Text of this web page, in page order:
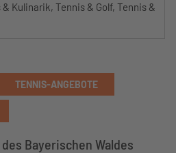
Kulinarik, Tennis & Golf, Tennis &
TENNIS-ANGEBOTE
Bayerischen Waldes